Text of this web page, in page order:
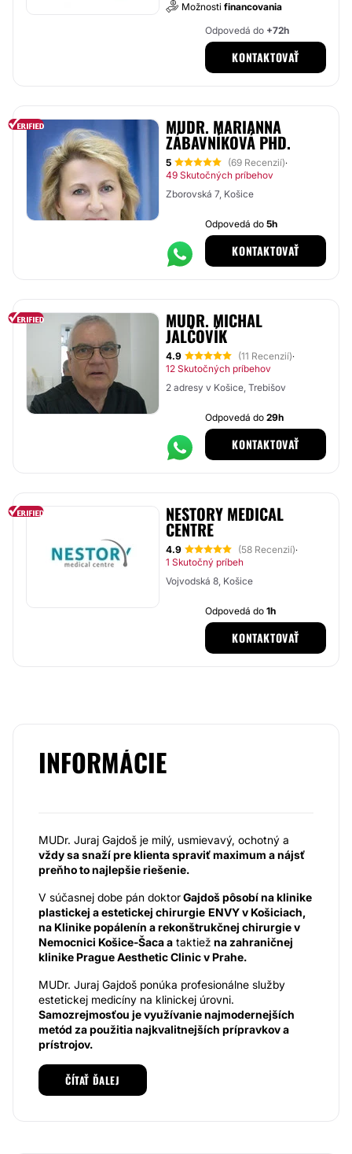
Možnosti financovania
Odpovedá do +72h
KONTAKTOVAŤ
MUDR. MARIANNA
ZÁBAVNÍKOVÁ PHD.
5 (69 Recenzií)·
49 Skutočných príbehov
Zborovská 7, Košice
Odpovedá do5h
KONTAKTOVAŤ
MUDR. MICHAL
JALČOVÍK
4.9 (11 Recenzií)·
12 Skutočných príbehov
2 adresy v Košice, Trebišov
Odpovedá do29h
KONTAKTOVAŤ
NESTORY MEDICAL
CENTRE
4.9 (58 Recenzií)·
1 Skutočný príbeh
Vojvodská 8, Košice
Odpovedá do1h
KONTAKTOVAŤ
INFORMÁCIE
MUDr. Juraj Gajdoš je milý, usmievavý, ochotný a
vždy sa snaží pre klienta spraviť maximum a nájsť
preňho to najlepšie riešenie.
V súčasnej dobe pán doktorGajdoš pôsobí na klinike
plastickej a estetickej chirurgie ENVY v Košiciach,
na Klinike popálenín a rekonštrukčnej chirurgie v
Nemocnici Košice-Šaca a taktiež na zahraničnej
klinike Prague Aesthetic Clinic v Prahe.
MUDr. Juraj Gajdoš ponúka profesionálne služby
estetickej medicíny na klinickej úrovni.
Samozrejmosťou je využívanie najmodernejších
metód za použitia najkvalitnejších prípravkov a
prístrojov.
Konkrétne sa zameriava na spevnenie a modeláciu
tela, modeláciu kontúr tváre, vyplnenie tvárových
ČÍTAŤ ĎALEJ